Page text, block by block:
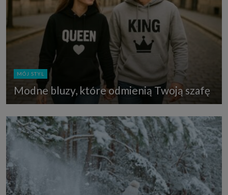
MÓJ STYL
Modne bluzy, które odmienią Twoją szafę